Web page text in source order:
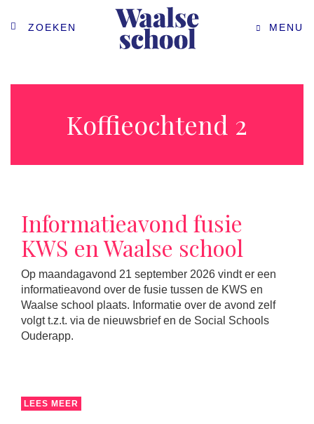
ZOEKEN MENU
Koffieochtend 2
Informatieavond fusie
KWS en Waalse school
Op maandagavond 21 september 2026 vindt er een
informatieavond over de fusie tussen de KWS en
Waalse school plaats. Informatie over de avond zelf
volgt t.z.t. via de nieuwsbrief en de Social Schools
Ouderapp.
LEES MEER